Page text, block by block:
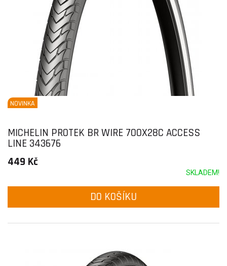
NOVINKA
MICHELIN PROTEK BR WIRE 700X28C ACCESS
LINE 343676
449 Kč
SKLADEM!
DO KOŠÍKU